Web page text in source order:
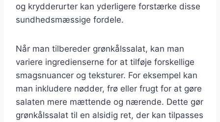
og krydderurter kan yderligere forstærke disse
sundhedsmæssige fordele.
Når man tilbereder grønkålssalat, kan man
variere ingredienserne for at tilføje forskellige
smagsnuancer og teksturer. For eksempel kan
man inkludere nødder, frø eller frugt for at gøre
salaten mere mættende og nærende. Dette gør
grønkålssalat til en alsidig ret, der kan tilpasses